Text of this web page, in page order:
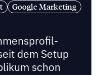
Google Marketing
dem Setup
schon